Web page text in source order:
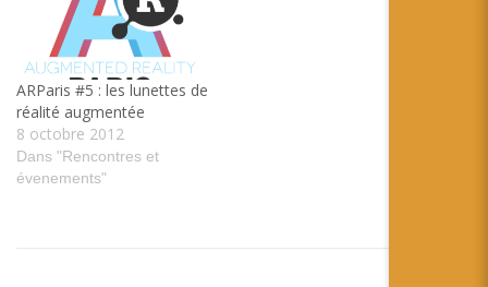
ARParis #5 : les lunettes de
réalité augmentée
8 octobre 2012
Dans "Rencontres et
évenements"